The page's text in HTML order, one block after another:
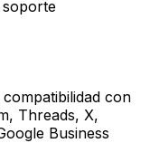
con
Threads, X,
Business